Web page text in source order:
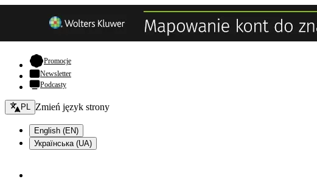
Promocje- otwiera się w nowej karcie
Newsletter
Podcasty
Zmień język - bieżący:
PL Zmień język strony
English (EN)
Українська (UA)